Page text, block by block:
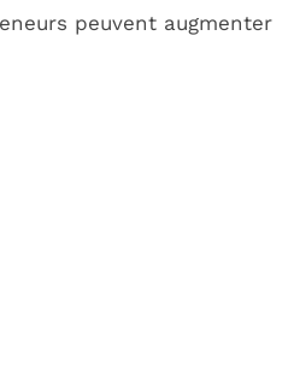
peuvent augmenter